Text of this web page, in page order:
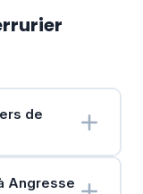
de
Angresse